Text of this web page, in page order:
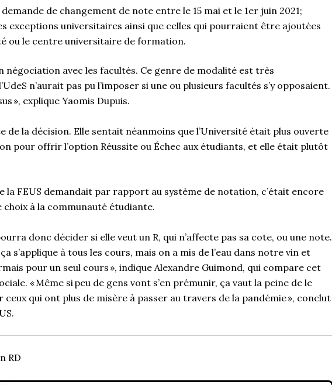
de changement de note entre le 15 mai et le 1er juin 2021;
exceptions universitaires ainsi que celles qui pourraient être ajoutées
ou le centre universitaire de formation.
négociation avec les facultés. Ce genre de modalité est très
n’aurait pas pu l’imposer si une ou plusieurs facultés s’y opposaient.
», explique Yaomis Dupuis.
de la décision. Elle sentait néanmoins que l’Université était plus ouverte
pour offrir l’option Réussite ou Échec aux étudiants, et elle était plutôt
la FEUS demandait par rapport au système de notation, c’était encore
choix à la communauté étudiante.
donc décider si elle veut un R, qui n’affecte pas sa cote, ou une note.
s’applique à tous les cours, mais on a mis de l’eau dans notre vin et
pour un seul cours », indique Alexandre Guimond, qui compare cet
« Même si peu de gens vont s’en prémunir, ça vaut la peine de le
qui ont plus de misère à passer au travers de la pandémie », conclut
RD